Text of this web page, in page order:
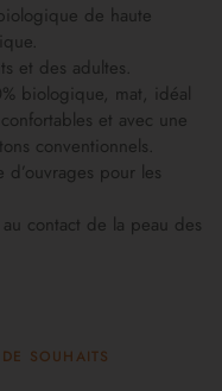
de haute
et des adultes.
biologique, mat, idéal
et avec une
conventionnels.
pour les
contact de la peau des
SOUHAITS